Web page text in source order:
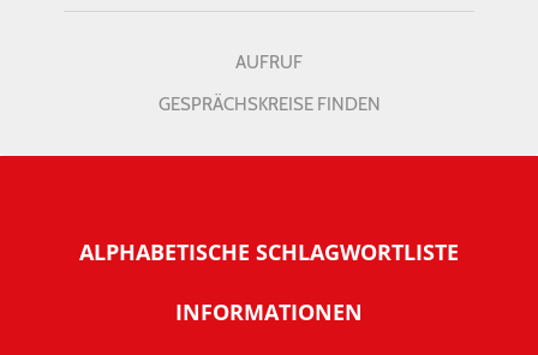
AUFRUF
GESPRÄCHSKREISE FINDEN
ALPHABETISCHE SCHLAGWORTLISTE
INFORMATIONEN